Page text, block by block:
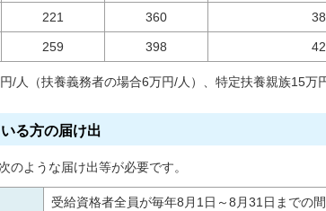
221 360
259 398
/人（扶養義務者の場合6万円/人）、特定扶養親族15万
る方の届け出
のような届け出等が必要です。
受給資格者全員が毎年8月1日～8月31日までの